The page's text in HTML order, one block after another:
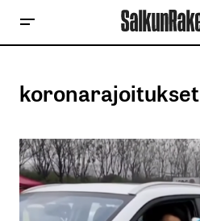
koronarajoitukset